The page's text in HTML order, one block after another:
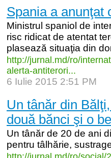
Spania a anunţat
Ministrul spaniol de
risc ridicat de atentat
plasează situaţia din
http://jurnal.md/ro/
alerta-antiterori...
6 Iulie 2015 2:51 PM
Un tânăr din
două bănci şi o
Un tânăr de 20 de ani
pentru tâlhărie,